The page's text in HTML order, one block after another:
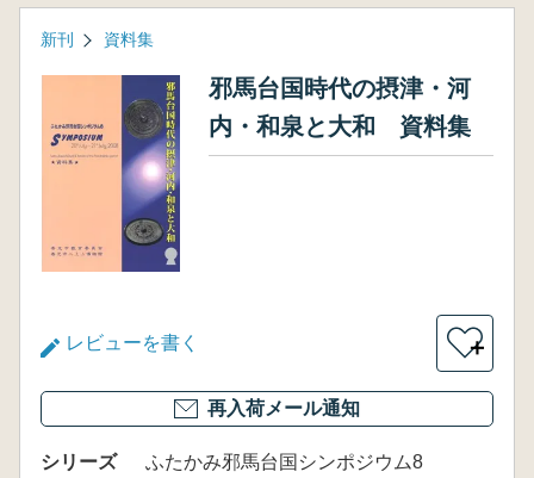
新刊 資料集
邪馬台国時代の摂津・河
内・和泉と大和 資料集
レビューを書く ＋
再入荷メール通知
シリーズ
ふたかみ邪馬台国シンポジウム8